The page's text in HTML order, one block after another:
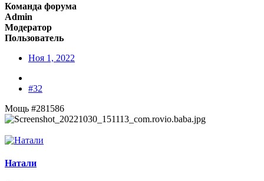
Команда форума
Admin
Модератор
Пользователь
Ноя 1, 2022
#32
Мощь #281586
Натали